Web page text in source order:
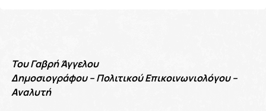
Του Γαβρή Άγγελου
Δημοσιογράφου – Πολιτικού Επικοινωνιολόγου –
Αναλυτή